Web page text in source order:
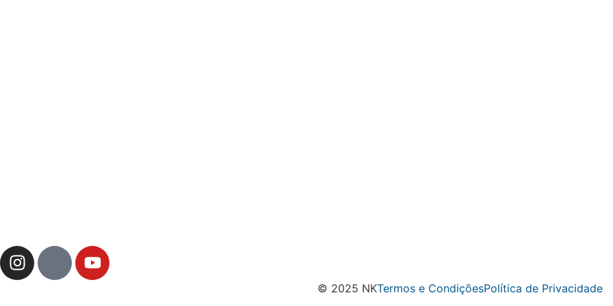
© 2025 NKTermos e CondiçõesPolítica de Privacidade